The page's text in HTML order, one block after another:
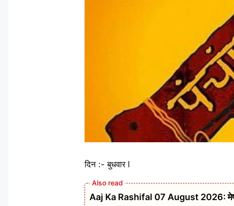
दिन :- बुधवार l
Aaj Ka Rashifal 07 August 2026: मेष